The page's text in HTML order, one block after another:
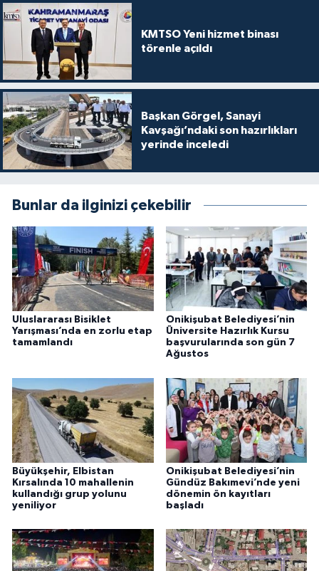
KMTSO Yeni hizmet binası
törenle açıldı
Başkan Görgel, Sanayi
Kavşağı’ndaki son hazırlıkları
yerinde inceledi
Bunlar da ilginizi çekebilir
Uluslararası Bisiklet
Yarışması’nda en zorlu etap
tamamlandı
Onikişubat Belediyesi’nin
Üniversite Hazırlık Kursu
başvurularında son gün 7
Ağustos
Büyükşehir, Elbistan
Kırsalında 10 mahallenin
kullandığı grup yolunu
yeniliyor
Onikişubat Belediyesi’nin
Gündüz Bakımevi’nde yeni
dönemin ön kayıtları
başladı